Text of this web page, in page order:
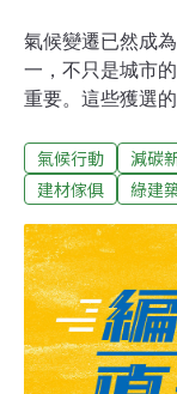
氣候變遷已然成
一，不只是城市
重要。這些獲選
應變也變得重要
仍公布了2020全
所持續做出的積
（Paris
訂的聯合國氣候
儘管如此，全球
利組織CDP（前
計畫），依然在
氣候行動 減碳
建材傢俱
綠建